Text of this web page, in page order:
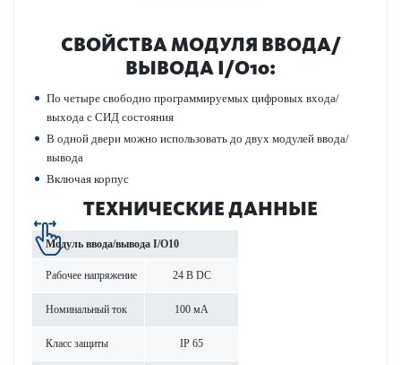
СВОЙСТВА МОДУЛЯ ВВОДА/
ВЫВОДА I/O10:
По четыре свободно программируемых цифр­овых входа/
выхода с СИД сос­тояния
В одной двери можно исполь­зовать до двух модулей ввода/
вывода
Включая корпус
ТЕХНИЧЕСКИЕ ДАННЫЕ
Модуль ввода/вывода I/O10
Рабочее напряжение 24 В DC
Номинальный ток 100 мА
Класс защиты IP 65